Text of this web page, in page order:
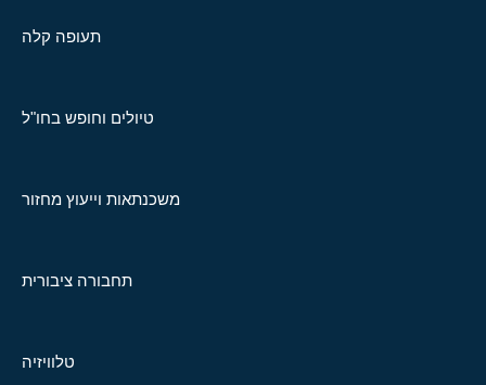
תעופה קלה
טיולים וחופש בחו"ל
משכנתאות וייעוץ מחזור
תחבורה ציבורית
טלוויזיה